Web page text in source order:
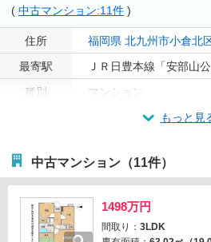
( 中古マンション:11件 )
住所 福岡県 北九州市小倉北
最寄駅
ＪＲ日豊本線「安部山
種別
マンション
もっと見
中古マンション（11件）
1498万円
間取り： 3LDK